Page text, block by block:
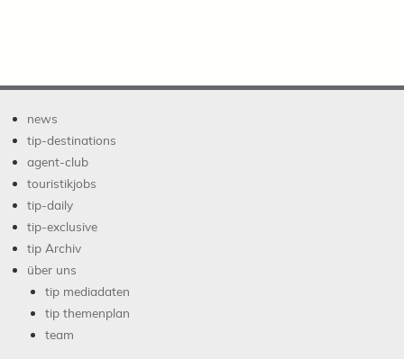
news
tip-destinations
agent-club
touristikjobs
tip-daily
tip-exclusive
tip Archiv
über uns
tip mediadaten
tip themenplan
team